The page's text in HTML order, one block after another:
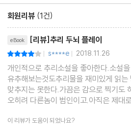
Lesson 5. 자살인가 타살인가
시신은 모든 것을 알고 있다 l 자살? 타
추정 시각을 밝혀라! l 범행 흔적이 말해
Q1. 할아버지의 이메일
Q3. 실족 사고의 진실
회원리뷰 (1건)
eBook [리뷰]추리 두뇌 플레이
| s****e | 2018.11.26
개인적으로 추리소설을 좋아한다.소설
유추해보는것도추리물을 재미있게 읽
맞추지는 못한다.가끔은 감으로 찍기도
오히려 다른놈이 범인이고.아직은 제대
가보다.북클럽에서 우연히 발견한 이
자나 범인, 사인등을 쉽게유추할수 있는
이 리뷰가 도움이 되었나요?